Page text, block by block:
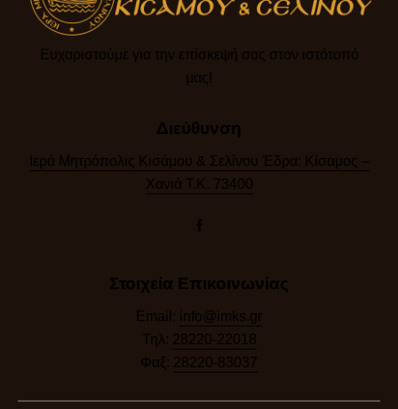
Ευχαριστούμε για την επίσκεψή σας στον ιστότοπό
μας!​
Διεύθυνση
Ιερά Μητρόπολις Κισάμου & Σελίνου Έδρα: Κίσαμος –
Χανιά Τ.Κ. 73400
Στοιχεία Επικοινωνίας
Email: info@imks.gr
Τηλ: 28220-22018
Φαξ: 28220-83037